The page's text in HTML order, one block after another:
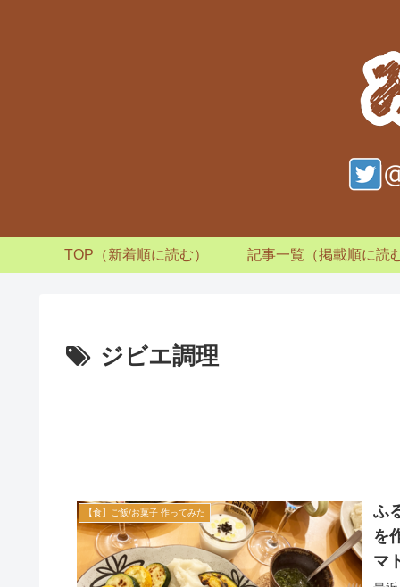
TOP（新着順に読む） 記事一覧（掲載順に読
ジビエ調理
【食】ご飯/お菓子 作ってみた
ふ
を
マ